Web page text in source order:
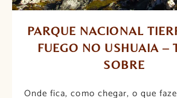
PARQUE NACIONAL
FUEGO NO USHUAIA –
SOBRE
Onde fica, como chegar, o que